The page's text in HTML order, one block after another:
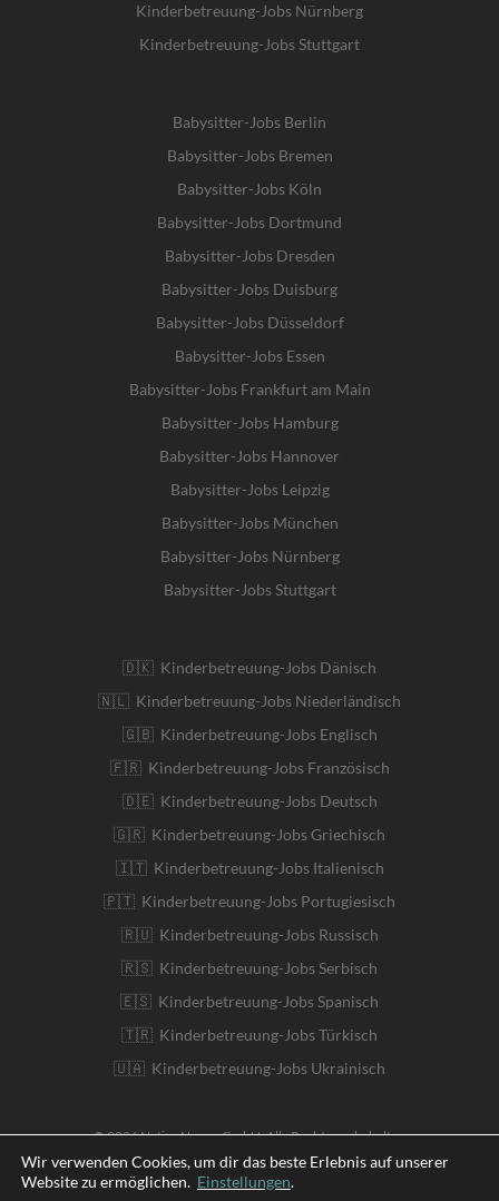
Kinderbetreuung-Jobs Nürnberg
Kinderbetreuung-Jobs Stuttgart
Babysitter-Jobs Berlin
Babysitter-Jobs Bremen
Babysitter-Jobs Köln
Babysitter-Jobs Dortmund
Babysitter-Jobs Dresden
Babysitter-Jobs Duisburg
Babysitter-Jobs Düsseldorf
Babysitter-Jobs Essen
Babysitter-Jobs Frankfurt am Main
Babysitter-Jobs Hamburg
Babysitter-Jobs Hannover
Babysitter-Jobs Leipzig
Babysitter-Jobs München
Babysitter-Jobs Nürnberg
Babysitter-Jobs Stuttgart
🇩🇰 Kinderbetreuung-Jobs Dänisch
🇳🇱 Kinderbetreuung-Jobs Niederländisch
🇬🇧 Kinderbetreuung-Jobs Englisch
🇫🇷 Kinderbetreuung-Jobs Französisch
🇩🇪 Kinderbetreuung-Jobs Deutsch
🇬🇷 Kinderbetreuung-Jobs Griechisch
🇮🇹 Kinderbetreuung-Jobs Italienisch
🇵🇹 Kinderbetreuung-Jobs Portugiesisch
🇷🇺 Kinderbetreuung-Jobs Russisch
🇷🇸 Kinderbetreuung-Jobs Serbisch
🇪🇸 Kinderbetreuung-Jobs Spanisch
🇹🇷 Kinderbetreuung-Jobs Türkisch
🇺🇦 Kinderbetreuung-Jobs Ukrainisch
© 2026 Native Nanny GmbH. Alle Rechte vorbehalten
Wir verwenden Cookies, um dir das beste Erlebnis auf unserer
Website zu ermöglichen. Einstellungen.